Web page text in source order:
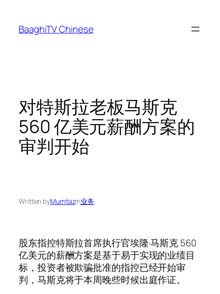
content
BaaghiTV Chinese
对特斯拉老板马斯克
560 亿美元薪酬方案的
审判开始
Written byMumtazin业务
股东指控特斯拉首席执行官埃隆·马斯克 560
亿美元的薪酬方案是基于易于实现的业绩目
标，投资者被欺骗批准的指控已经开始审
判，马斯克将于本周晚些时候出庭作证。